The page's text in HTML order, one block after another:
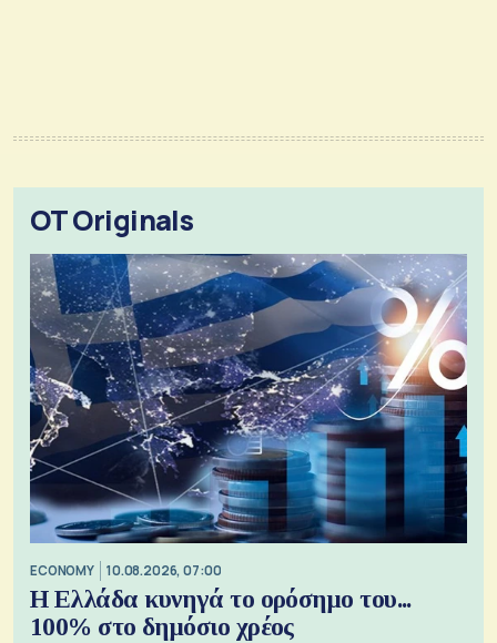
OT Originals
ECONOMY 10.08.2026, 07:00
Η Ελλάδα κυνηγά το ορόσημο του...
100% στο δημόσιο χρέος